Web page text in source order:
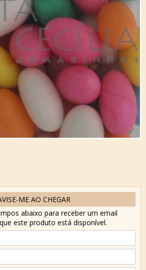
ME AO CHEGAR
abaixo para receber um email
este produto está disponível.